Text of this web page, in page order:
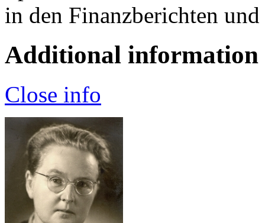
in den Finanzberichten
Additional information
Close info